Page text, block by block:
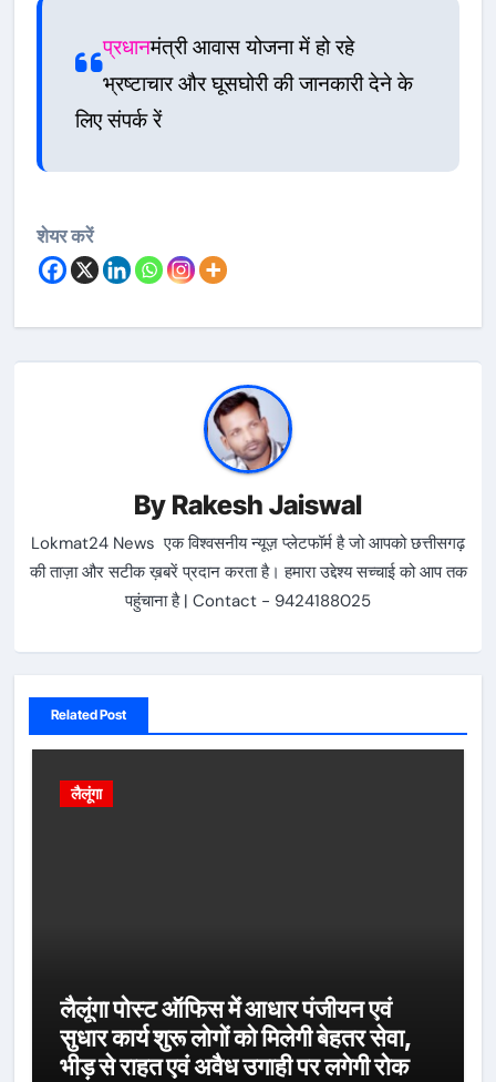
प्रधानमंत्री आवास योजना में हो रहे
भ्रष्टाचार और घूसघोरी की जानकारी देने के
लिए संपर्क रें
शेयर करें
By Rakesh Jaiswal
Lokmat24 News एक विश्वसनीय न्यूज़ प्लेटफॉर्म है जो आपको छत्तीसगढ़
की ताज़ा और सटीक ख़बरें प्रदान करता है। हमारा उद्देश्य सच्चाई को आप तक
पहुंचाना है | Contact - 9424188025
Related Post
लैलूंगा
लैलूंगा पोस्ट ऑफिस में आधार पंजीयन एवं
सुधार कार्य शुरू लोगों को मिलेगी बेहतर सेवा,
भीड़ से राहत एवं अवैध उगाही पर लगेगी रोक